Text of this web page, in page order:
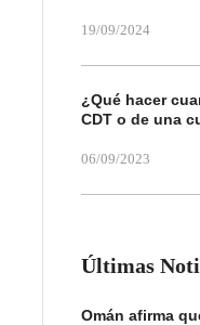
19/09/2024
¿Qué hacer
CDT o de una
06/09/2023
Últimas
Omán afirma